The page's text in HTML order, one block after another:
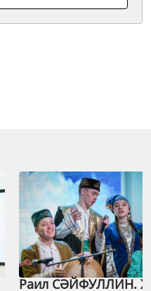
Раил СӘЙФУЛЛИН.